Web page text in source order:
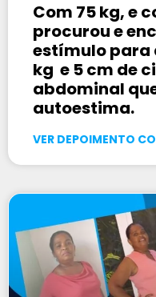
Com 75 kg, e
procurou e
estímulo para
kg e 5 cm de
abdominal
autoestima.
VER DEPOIMENTO